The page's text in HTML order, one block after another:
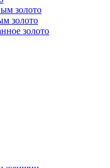
золото
золото
золото